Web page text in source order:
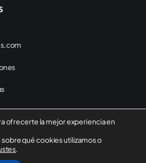
ofrecerte la mejor experiencia en
qué cookies utilizamos o
.